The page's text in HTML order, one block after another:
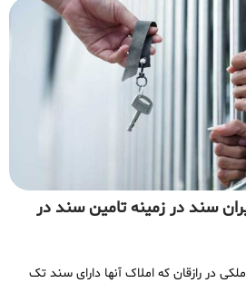
سند در زمینه تامین سند در
در رازقان که املاک آنها دارای سند تک